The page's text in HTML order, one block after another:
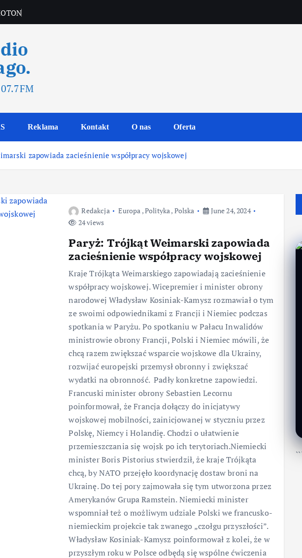
OTON
Reklama Kontakt O nas Oferta
zapowiada zacieśnienie współpracy wojskowej
Redakcja Europa ,Polityka, Polska
June 24, 2024
24 views
Paryż: Trójkąt Weimarski zapowiada
zacieśnienie współpracy wojskowej
Kraje Trójkąta Weimarskiego zapowiadają zacieśnienie
współpracy wojskowej. Wicepremier i minister obrony
narodowej Władysław Kosiniak-Kamysz rozmawiał o tym
ze swoimi odpowiednikami z Francji i Niemiec podczas
spotkania w Paryżu. Po spotkaniu w Pałacu Inwalidów
ministrowie obrony Francji, Polski i Niemiec mówili, że
chcą razem zwiększać wsparcie wojskowe dla Ukrainy,
rozwijać europejski przemysł obronny i zwiększać
wydatki na obronność. Padły konkretne zapowiedzi.
Francuski minister obrony Sebastien Lecornu
poinformował, że Francja dołączy do inicjatywy
wojskowej mobilności, zainicjowanej w styczniu przez
Polskę, Niemcy i Holandię. Chodzi o ułatwienie
przemieszczania się wojsk po ich terytoriach.Niemiecki
minister Boris Pistorius stwierdził, że kraje Trójkąta
chcą, by NATO przejęło koordynację dostaw broni na
Ukrainę. Do tej pory zajmowała się tym utworzona przez
Amerykanów Grupa Ramstein. Niemiecki minister
wspomniał też o możliwym udziale Polski we francusko-
niemieckim projekcie tak zwanego „czołgu przyszłości”.
Władysław Kosiniak-Kamysz poinformował z kolei, że w
przyszłym roku w Polsce odbędą się wspólne ćwiczenia